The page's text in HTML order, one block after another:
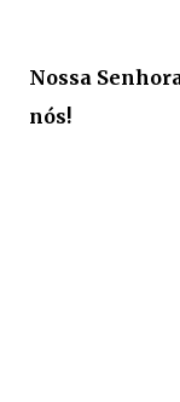
Nossa
nós!